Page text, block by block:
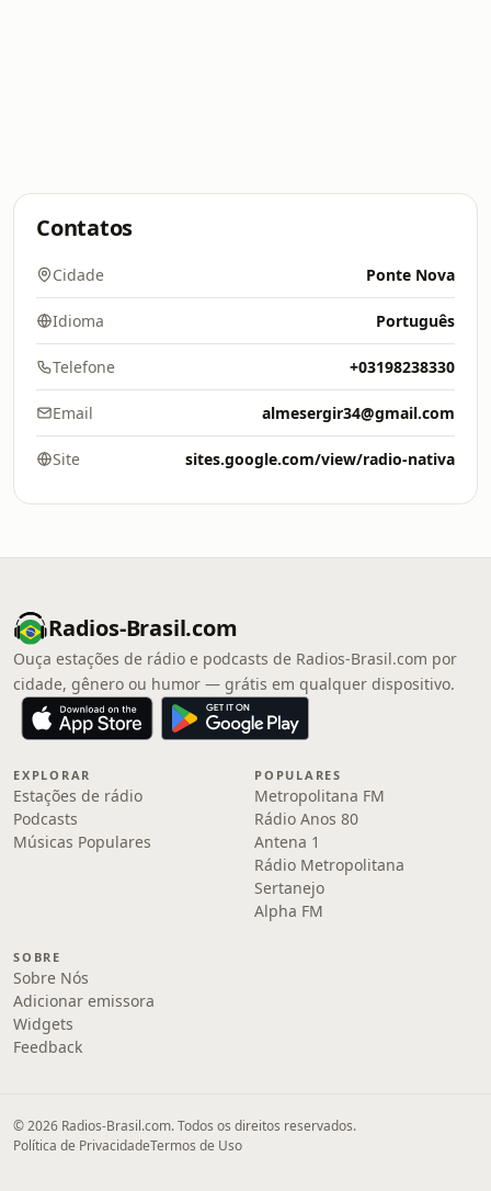
Contatos
Cidade Ponte Nova
Idioma Português
Telefone +03198238330
Email almesergir34@gmail.com
Site sites.google.com/view/radio-nativa
Radios-Brasil.com
Ouça estações de rádio e podcasts de Radios-Brasil.com por
cidade, gênero ou humor — grátis em qualquer dispositivo.
EXPLORAR
Estações de rádio
Podcasts
Músicas Populares
POPULARES
Metropolitana FM
Rádio Anos 80
Antena 1
Rádio Metropolitana
Sertanejo
Alpha FM
SOBRE
Sobre Nós
Adicionar emissora
Widgets
Feedback
© 2026 Radios-Brasil.com. Todos os direitos reservados.
Política de PrivacidadeTermos de Uso